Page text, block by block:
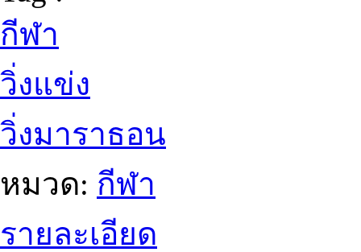
กีฬา
วิ่งแข่ง
วิ่งมาราธอน
หมวด: กีฬา
รายละเอียด